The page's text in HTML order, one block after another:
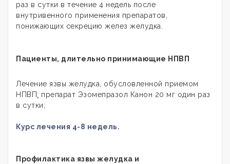
раз в сутки в течение 4 недель после
внутривенного применения препаратов,
понижающих секрецию желез желудка.
Пациенты, длительно принимающие НПВП
Лечение язвы желудка, обусловленной приемом
НПВП: препарат Эзомепразол Канон 20 мг один раз
в сутки;
Курс лечения 4-8 недель.
Профилактика язвы желудка и